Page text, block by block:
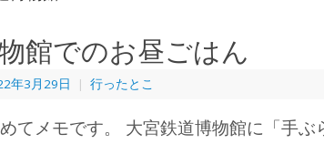
館でのお昼ごはん
年3月29日 | 行ったとこ
てメモです。 大宮鉄道博物館に「手ぶ